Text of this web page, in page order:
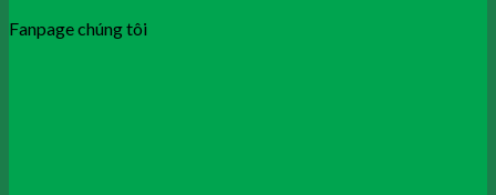
Fanpage chúng tôi